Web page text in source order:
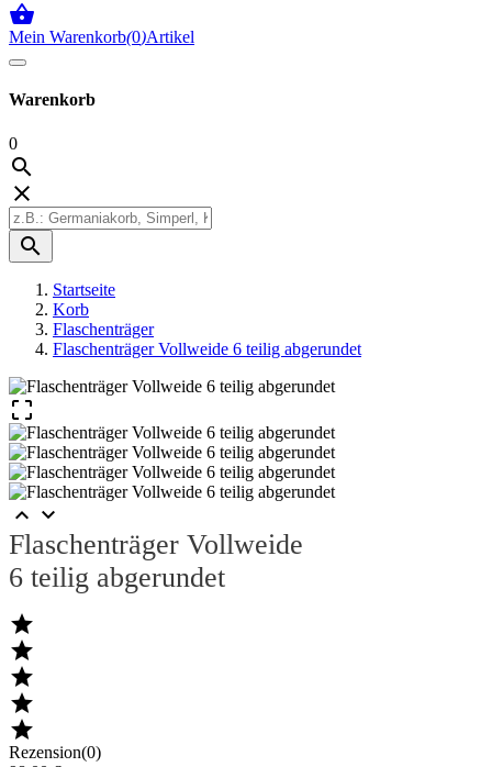

Mein Warenkorb(0)Artikel
Warenkorb
0



Startseite
Korb
Flaschenträger
Flaschenträger Vollweide 6 teilig abgerundet

 
Flaschenträger Vollweide
6 teilig abgerundet





Rezension(0)